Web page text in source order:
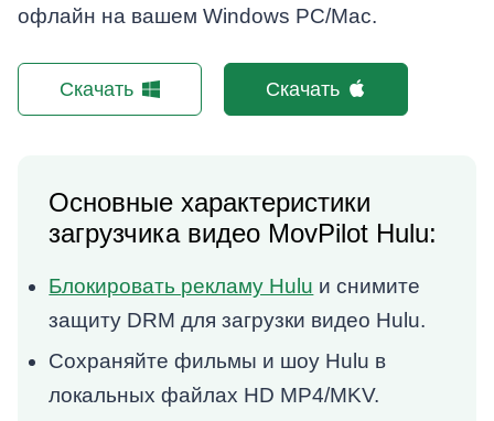
офлайн на вашем Windows PC/Mac.
Скачать Скачать
Основные характеристики
загрузчика видео MovPilot Hulu:
Блокировать рекламу Hulu и снимите
защиту DRM для загрузки видео Hulu.
Сохраняйте фильмы и шоу Hulu в
локальных файлах HD MP4/MKV.